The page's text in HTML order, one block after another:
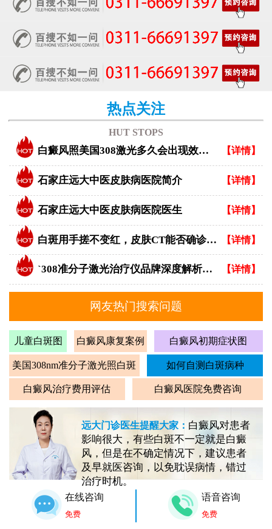
热点关注
HUT STOPS
白癜风照美国308激光多久会出现效果？ 【详情】
石家庄远大中医皮肤病医院简介 【详情】
石家庄远大中医皮肤病医院医生 【详情】
白斑用手搓不变红，皮肤CT能否确诊白癜风？ 【详情】
`308准分子激光治疗仪品牌深度解析：专业视角下的优选指南` 【详情】
网友热门搜索问题
儿童白斑图 白癜风康复案例 白癜风初期症状图
美国308nm准分子激光照白斑 如何自测白斑病种
白癜风治疗费用评估 白癜风医院免费咨询
远大门诊医生提醒大家： 白癜风对患者
影响很大，有些白斑不一定就是白癜
风，但是在不确定情况下，建议患者
及早就医咨询，以免耽误病情，错过
治疗时机。
在线咨询
免费
语音咨询
免费